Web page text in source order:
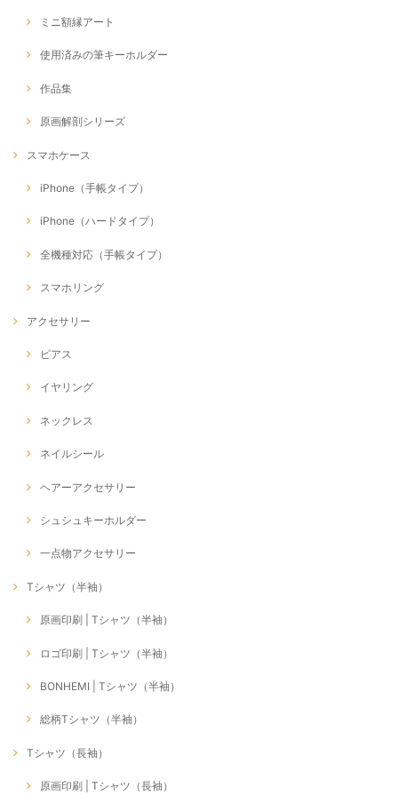
ミニ額縁アート
使用済みの筆キーホルダー
作品集
原画解剖シリーズ
スマホケース
iPhone（手帳タイプ）
iPhone（ハードタイプ）
全機種対応（手帳タイプ）
スマホリング
アクセサリー
ピアス
イヤリング
ネックレス
ネイルシール
ヘアーアクセサリー
シュシュキーホルダー
一点物アクセサリー
Tシャツ（半袖）
原画印刷 | Tシャツ（半袖）
ロゴ印刷 | Tシャツ（半袖）
BONHEMI | Tシャツ（半袖）
総柄Tシャツ（半袖）
Tシャツ（長袖）
原画印刷 | Tシャツ（長袖）